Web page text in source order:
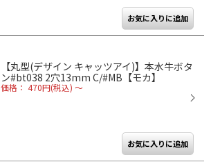
【丸型(デザイン キャッツアイ)】本水牛ボタ
ン#bt038 2穴13mm C/#MB【モカ】
価格： 470円(税込) ～